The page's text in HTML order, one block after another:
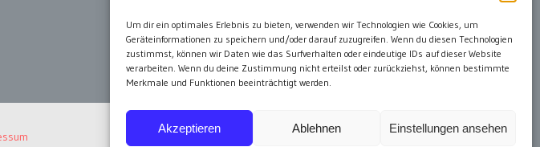
Um dir ein optimales Erlebnis zu bieten, verwenden wir Technologien wie Cookies, um
Geräteinformationen zu speichern und/oder darauf zuzugreifen. Wenn du diesen Technologien
zustimmst, können wir Daten wie das Surfverhalten oder eindeutige IDs auf dieser Website
verarbeiten. Wenn du deine Zustimmung nicht erteilst oder zurückziehst, können bestimmte
Merkmale und Funktionen beeinträchtigt werden.
Akzeptieren Ablehnen Einstellungen ansehen
alle Events